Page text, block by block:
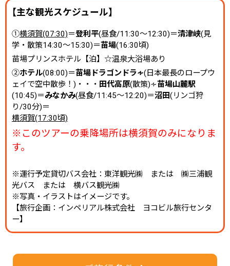
【主な観光スケジュール】
①横須賀(07:30)＝登利平(昼食/11:30～12:30)＝清津峡(見
学・散策14:30～15:30)＝苗場(16:30頃)
苗場プリンスホテル【泊】☆温泉大浴場あり
②ホテル(08:00)＝苗場ドラゴンドラ∻(日本最長のロープウ
ェイで空中散歩！)・・・ 田代高原(散策)∻苗場山麓駅
(10:45)＝みなかみ(昼食/11:45～12:20)＝沼田(リンゴ狩
り/30分)＝
横須賀(17:30頃)
※このツアーの乗降場所は横須賀のみになりま
す。
※運行予定貸切バス会社：東洋観光㈱ または ㈱三浦観
光バス または 横バス観光㈱
※写真・イラストはイメージです。
【旅行企画：インペリアル株式会社 ヨコビル旅行センタ
ー】